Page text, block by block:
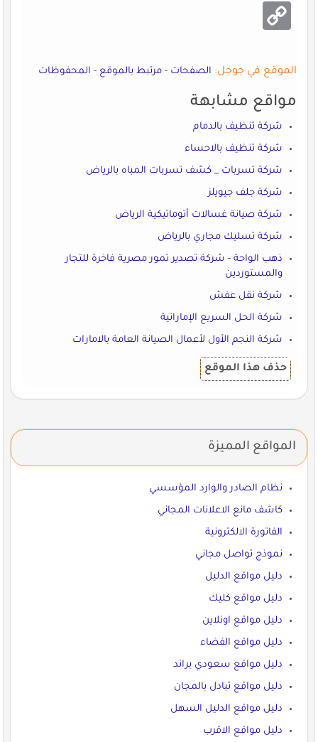
Copy
Link
الموقع في جوجل: الصفحات-مرتبط بالموقع-المحفوظات
مواقع مشابهة
شركة تنظيف بالدمام
شركة تنظيف بالاحساء
شركة تسربات _ كشف تسربات المباه بالرياض
شركة جلف جيويلز
شركة صيانة غسالات أتوماتيكية الرياض
شركة تسليك مجاري بالرياض
ذهب الواحة - شركة تصدير تمور مصرية فاخرة للتجار
والمستوردين
شركة نقل عفش
شركة الحل السريع الإماراتية
شركة النجم الأول لأعمال الصيانة العامة بالامارات
حذف هذا الموقع
المواقع المميزة
نظام الصادر والوارد المؤسسي
كاشف مانع الاعلانات المجاني
الفاتورة الالكترونية
نموذج تواصل مجاني
دليل مواقع الدليل
دليل مواقع كليك
دليل مواقع اونلاين
دليل مواقع الفضاء
دليل مواقع سعودي براند
دليل مواقع تبادل بالمجان
دليل مواقع الدليل السهل
دليل مواقع الاقرب